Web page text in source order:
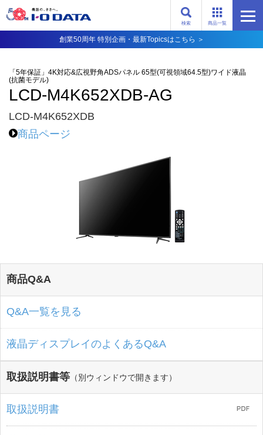
商品一覧
検索
創業50周年 特別企画・最新Topicsはこちら ＞
「5年保証」4K対応&広視野角ADSパネル 65型(可視領域64.5型)ワイド液晶
(抗菌モデル)
LCD-M4K652XDB-AG
LCD-M4K652XDB
商品ページ
商品Q&A
Q&A一覧を見る
液晶ディスプレイのよくあるQ&A
取扱説明書等 （別ウィンドウで開きます）
取扱説明書